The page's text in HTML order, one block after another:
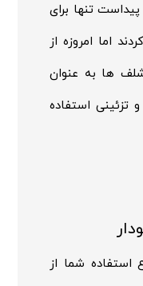
تنها برای
اما امروزه از
ها به عنوان
تزئینی استفاده
استفاده شما از